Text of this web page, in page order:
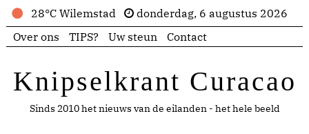
28°C Wilemstad
donderdag, 6 augustus 2026
Over ons
TIPS? Uw steun Contact
Knipselkrant Curacao
Sinds 2010 het nieuws van de eilanden - het hele beeld